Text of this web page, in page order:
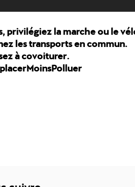
privilégiez la marche ou le
les transports en commun.
à covoiturer.